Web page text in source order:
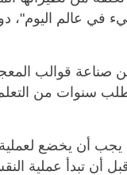
عالم اليوم"،
صناعة قوالب
سنوات من
أن يخضع لعملية
أن تبدأ عملية